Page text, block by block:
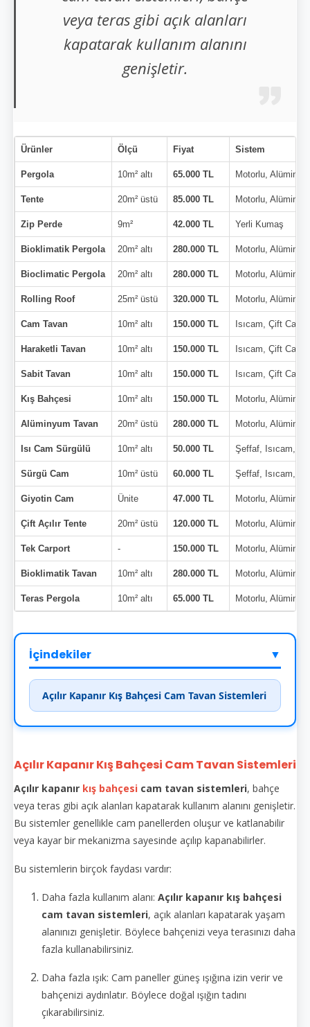
veya teras gibi açık alanları
kapatarak kullanım alanını
genişletir.
Ürünler Ölçü Fiyat Sistem
Pergola 10m² altı 65.000 TL Motorlu,
Tente 20m² üstü 85.000 TL Motorlu,
Zip Perde 9m² 42.000 TL Yerli Kumaş
Bioklimatik Pergola 20m² altı 280.000 TL Motorlu,
Bioclimatic Pergola 20m² altı 280.000 TL Motorlu,
Rolling Roof 25m² üstü 320.000 TL Motorlu,
Cam Tavan 10m² altı 150.000 TL Isıcam, Çift Cam
Haraketli Tavan 10m² altı 150.000 TL Isıcam, Çift Cam
Sabit Tavan 10m² altı 150.000 TL Isıcam, Çift Cam
Kış Bahçesi 10m² altı 150.000 TL Motorlu,
Alüminyum Tavan 20m² üstü 280.000 TL Motorlu,
Isı Cam Sürgülü 10m² altı 50.000 TL Şeffaf, Isıcam,
Sürgü Cam 10m² üstü 60.000 TL Şeffaf, Isıcam,
Giyotin Cam Ünite 47.000 TL Motorlu,
Çift Açılır Tente 20m² üstü 120.000 TL Motorlu,
Tek Carport - 150.000 TL Motorlu,
Bioklimatik Tavan 10m² altı 280.000 TL Motorlu,
Teras Pergola 10m² altı 65.000 TL Motorlu,
İçindekiler ▼
Açılır Kapanır Kış Bahçesi Cam Tavan Sistemleri
Açılır Kapanır Kış Bahçesi Cam Tavan Sistemleri
Açılır kapanır kış bahçesi cam tavan sistemleri, bahçe
veya teras gibi açık alanları kapatarak kullanım alanını genişletir.
Bu sistemler genellikle cam panellerden oluşur ve katlanabilir
veya kayar bir mekanizma sayesinde açılıp kapanabilirler.
Bu sistemlerin birçok faydası vardır:
Daha fazla kullanım alanı: Açılır kapanır kış bahçesi
cam tavan sistemleri, açık alanları kapatarak yaşam
alanınızı genişletir. Böylece bahçenizi veya terasınızı daha
fazla kullanabilirsiniz.
Daha fazla ışık: Cam paneller güneş ışığına izin verir ve
bahçenizi aydınlatır. Böylece doğal ışığın tadını
çıkarabilirsiniz.